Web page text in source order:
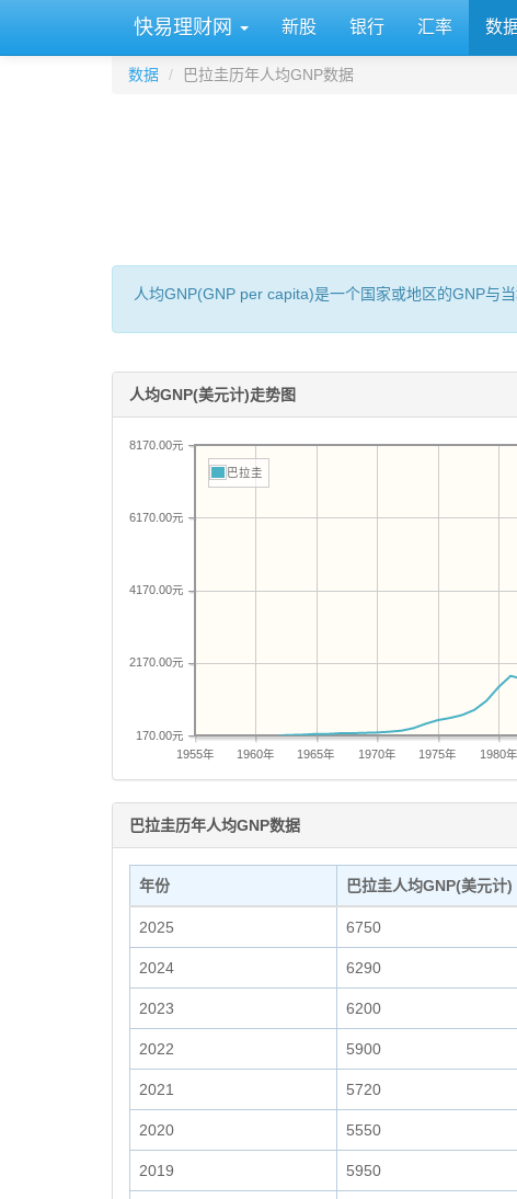
快易理财网 新股 银行 汇率 数
数据 巴拉圭历年人均GNP数据
人均GNP(GNP per capita)是一个国家或地区的GNP与
人均GNP(美元计)走势图
1955年 1960年 1965年 1970年 1975年 1980年
170.00元
2170.00元
4170.00元
6170.00元
8170.00元
巴拉圭
巴拉圭历年人均GNP数据
年份 巴拉圭人均GNP(美元计)
2025 6750
2024 6290
2023 6200
2022 5900
2021 5720
2020 5550
2019 5950